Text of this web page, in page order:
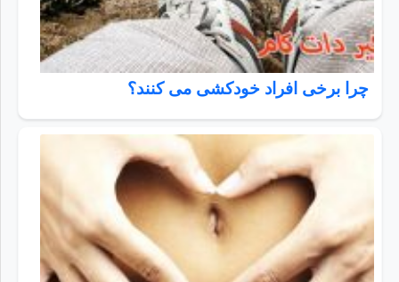
چرا برخی افراد خودکشی می کنند؟